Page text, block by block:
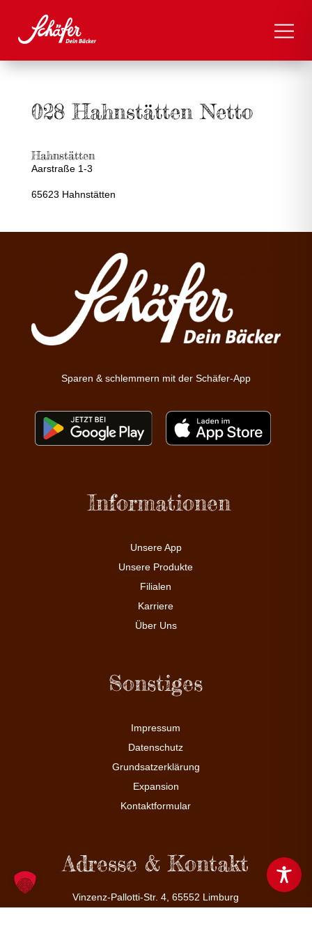
028 Hahnstätten Netto
Hahnstätten
Aarstraße 1-3
65623 Hahnstätten
Sparen & schlemmern mit der Schäfer-App
Informationen
Unsere App
Unsere Produkte
Filialen
Karriere
Über Uns
Sonstiges
Impressum
Datenschutz
Grundsatzerklärung
Expansion
Kontaktformular
Adresse & Kontakt
Vinzenz-Pallotti-Str. 4, 65552 Limburg